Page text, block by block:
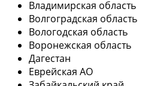
Владимирская область
Волгоградская область
Вологодская область
Воронежская область
Дагестан
Еврейская АО